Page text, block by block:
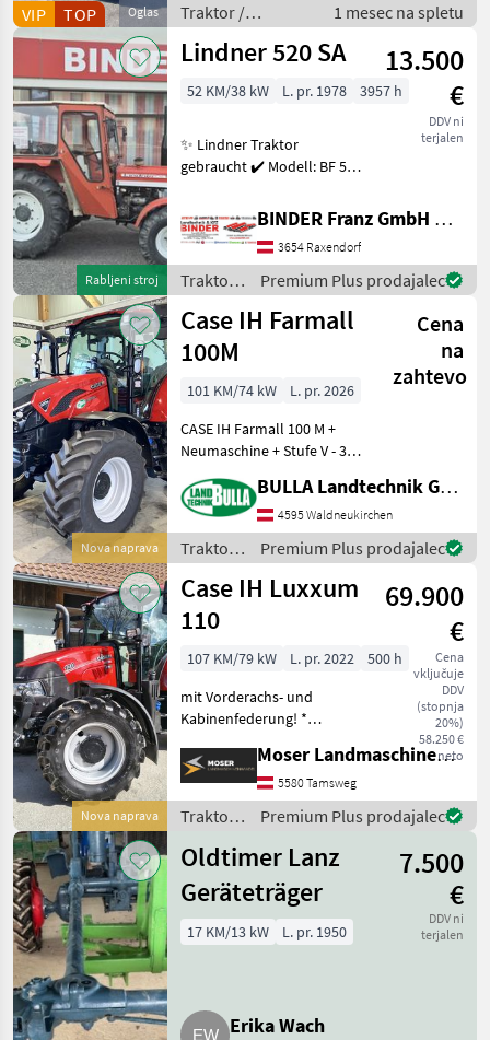
Oglas
VIP TOP
Traktor /
Standardni
traktor
1 mesec na spletu
Rabljeni stroj
Lindner 520 SA
13.500
€
DDV ni
terjalen
52 KM/38 kW L. pr. 1978 3957 h
✨ Lindner Traktor
gebraucht ✔️ Modell: BF 520
Ausführung ✔️ 3 Zyl.
Perkins Motor ✔️ Leistung:
52PS ✔️ Hubraum: 2.502
cm³ ✔️ Allrad lasts
BINDER Franz GmbH & CoKG
3654 Raxendorf
Traktor /
Lindner
Premium Plus prodajalec
Nova naprava
Case IH Farmall
100M
Cena
na
zahtevo
101 KM/74 kW
L. pr. 2026
CASE IH Farmall 100 M +
Neumaschine + Stufe V - 3, 6
Drehzahlspeicher + 16/16
Gang Getriebe mit Power
Shuttle und Lastschaltung
+ 4-fach Lastschalt
BULLA Landtechnik GmbH
4595 Waldneukirchen
Traktor /
Case IH
Premium Plus prodajalec
Nova naprava
Case IH Luxxum
110
69.900
€
Cena
vključuje
DDV
(stopnja
20%)
58.250 €
neto
107 KM/79 kW L. pr. 2022
500 h
mit Vorderachs- und
Kabinenfederung! *
Betriebsstunden: ca. 500h *
4 Zylinder Common Rail
Turbodieselmotor mit
Ladeluftkühlung und 107
PS N
Moser Landmaschinenhandel
5580 Tamsweg
Traktor /
Premium Plus prodajalec
Oldtimer Lanz
Geräteträger
7.500
€
DDV ni
terjalen
17 KM/13 kW L. pr. 1950
Erika Wach